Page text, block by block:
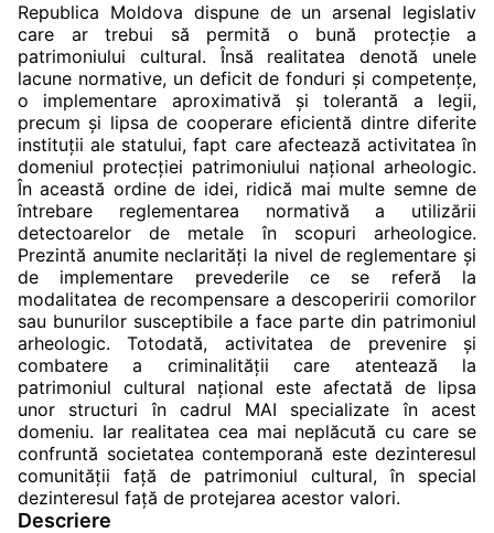
Republica Moldova dispune de un arsenal legislativ
care ar trebui să permită o bună protecţie a
patrimoniului cultural. Însă realitatea denotă unele
lacune normative, un deficit de fonduri şi competenţe,
o implementare aproximativă şi tolerantă a legii,
precum şi lipsa de cooperare eficientă dintre diferite
instituţii ale statului, fapt care afectează activitatea în
domeniul protecţiei patrimoniului naţional arheologic.
În această ordine de idei, ridică mai multe semne de
întrebare reglementarea normativă a utilizării
detectoarelor de metale în scopuri arheologice.
Prezintă anumite neclarităţi la nivel de reglementare şi
de implementare prevederile ce se referă la
modalitatea de recompensare a descoperirii comorilor
sau bunurilor susceptibile a face parte din patrimoniul
arheologic. Totodată, activitatea de prevenire şi
combatere a criminalităţii care atentează la
patrimoniul cultural naţional este afectată de lipsa
unor structuri în cadrul MAI specializate în acest
domeniu. Iar realitatea cea mai neplăcută cu care se
confruntă societatea contemporană este dezinteresul
comunităţii faţă de patrimoniul cultural, în special
dezinteresul faţă de protejarea acestor valori.
Descriere